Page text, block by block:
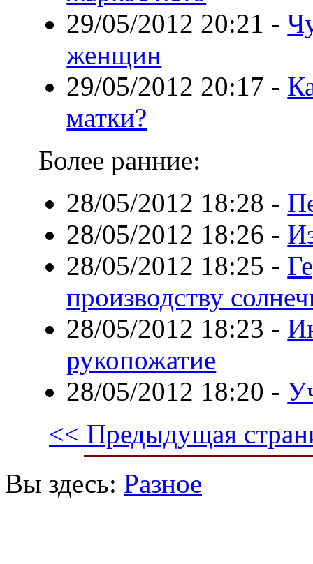
29/05/2012 20:21 -
женщин
29/05/2012 20:17 -
матки?
Более ранние:
28/05/2012 18:28 -
28/05/2012 18:26 -
28/05/2012 18:25 -
производству
28/05/2012 18:23 -
рукопожатие
28/05/2012 18:20 -
<< Предыдущая
Вы здесь: Разное